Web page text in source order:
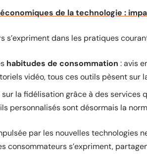
de la technologie :
s’expriment dans les pratiques
habitudes de consommation : avis
vidéo, tous ces outils pèsent sur
sur la fidélisation grâce à des services
personnalisés sont désormais la
par les nouvelles technologies
consommateurs s’expriment,